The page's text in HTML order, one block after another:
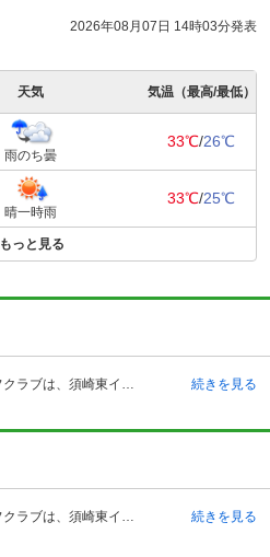
2026年08月07日 14時03分発表
天気 気温（最高/最低）
雨のち曇
33℃/26℃
晴一時雨
33℃/25℃
もっと見る
高知県須崎市のスカイ・ベイゴルフクラブは、須崎東インターチェンジから車で約26分、須崎駅からタクシーで約40分のところにあるゴルフ場です。全ホールから海を眺めることができる、海沿いならではの景観が活かされたコースです。開場は平成16年と新しく、コース設計は加藤俊輔氏、赤羽哲郎氏が担当しています。クラブハウスのレストランでは鵜輪之内湾の景色を眺めながらの食事が楽しめます。定食や洋食などメニューも豊富です。開放的な空間のレストランで自然の景観を楽しみながらリラックスもすることができます。レストランのみの利用も可能になっています。その他、コンペルームやお風呂もあり、打席数が10席用意された練習場も併設されています。 続きを見る
高知県須崎市のスカイ・ベイゴルフクラブは、須崎東インターチェンジから車で約26分、須崎駅からタクシーで約40分のところにあるゴルフ場です。全ホールから海を眺めることができる、海沿いならではの景観が活かされたコースです。開場は平成16年と新しく、コース設計は加藤俊輔氏、赤羽哲郎氏が担当しています。クラブハウスのレストランでは鵜輪之内湾の景色を眺めながらの食事が楽しめます。定食や洋食などメニューも豊富です。開放的な空間のレストランで自然の景観を楽しみながらリラックスもすることができます。レストランのみの利用も可能になっています。その他、コンペルームやお風呂もあり、打席数が10席用意された練習場も併設されています。 続きを見る